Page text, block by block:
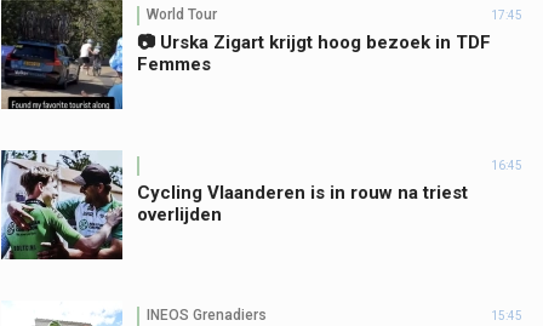
World Tour 17:45
📷 Urska Zigart krijgt hoog bezoek in TDF
Femmes
16:45
Cycling Vlaanderen is in rouw na triest
overlijden
INEOS Grenadiers 15:45